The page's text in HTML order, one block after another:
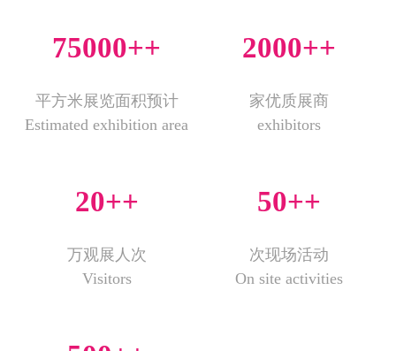
75000++
平方米展览面积预计
Estimated exhibition area
2000++
家优质展商
exhibitors
20++
万观展人次
Visitors
50++
次现场活动
On site activities